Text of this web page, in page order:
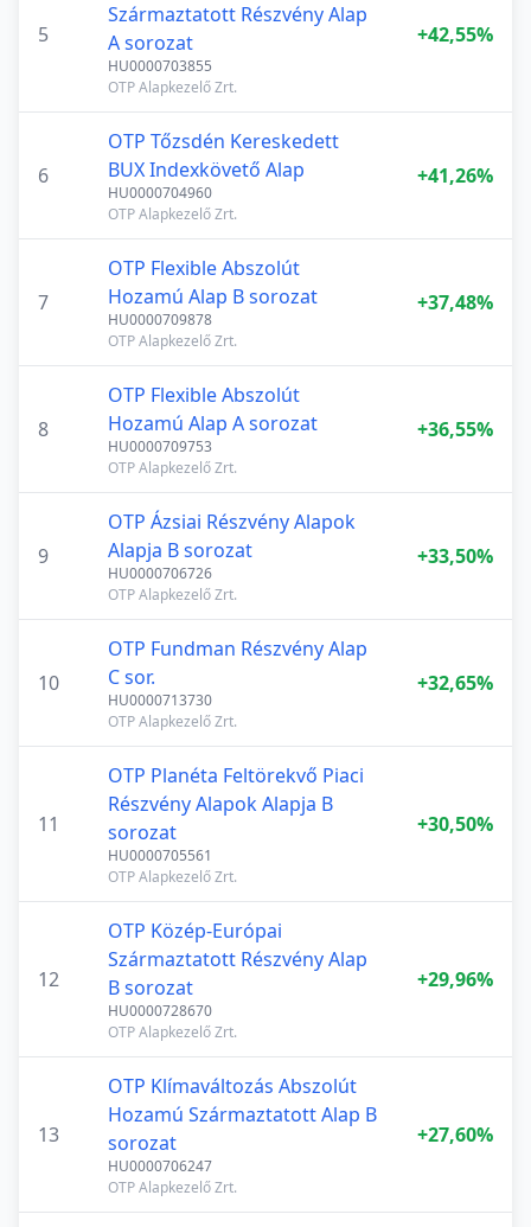
5
Származtatott Részvény Alap
A sorozat
HU0000703855
OTP Alapkezelő Zrt.
+42,55%
6
OTP Tőzsdén Kereskedett
BUX Indexkövető Alap
HU0000704960
OTP Alapkezelő Zrt.
+41,26%
7
OTP Flexible Abszolút
Hozamú Alap B sorozat
HU0000709878
OTP Alapkezelő Zrt.
+37,48%
8
OTP Flexible Abszolút
Hozamú Alap A sorozat
HU0000709753
OTP Alapkezelő Zrt.
+36,55%
9
OTP Ázsiai Részvény Alapok
Alapja B sorozat
HU0000706726
OTP Alapkezelő Zrt.
+33,50%
10
OTP Fundman Részvény Alap
C sor.
HU0000713730
OTP Alapkezelő Zrt.
+32,65%
11
OTP Planéta Feltörekvő Piaci
Részvény Alapok Alapja B
sorozat
HU0000705561
OTP Alapkezelő Zrt.
+30,50%
12
OTP Közép-Európai
Származtatott Részvény Alap
B sorozat
HU0000728670
OTP Alapkezelő Zrt.
+29,96%
13
OTP Klímaváltozás Abszolút
Hozamú Származtatott Alap B
sorozat
HU0000706247
OTP Alapkezelő Zrt.
+27,60%